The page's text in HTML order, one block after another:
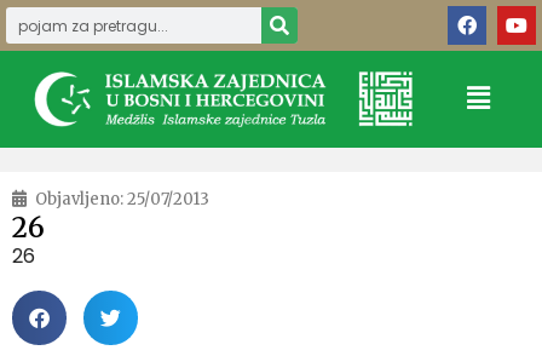
Objavljeno:25/07/2013
26
26